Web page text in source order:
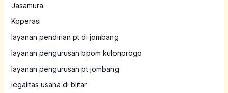
Jasamura
Koperasi
layanan pendirian pt di jombang
layanan pengurusan bpom kulonprogo
layanan pengurusan pt jombang
legalitas usaha di blitar